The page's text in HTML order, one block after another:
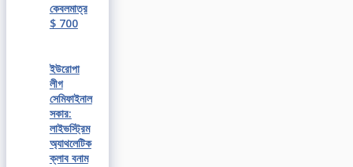
কেবলমাত্র
$ 700
ইউরোপা
লীগ
সেমিফাইনাল
সকার:
লাইভস্ট্রিম
অ্যাথলেটিক
ক্লাব বনাম